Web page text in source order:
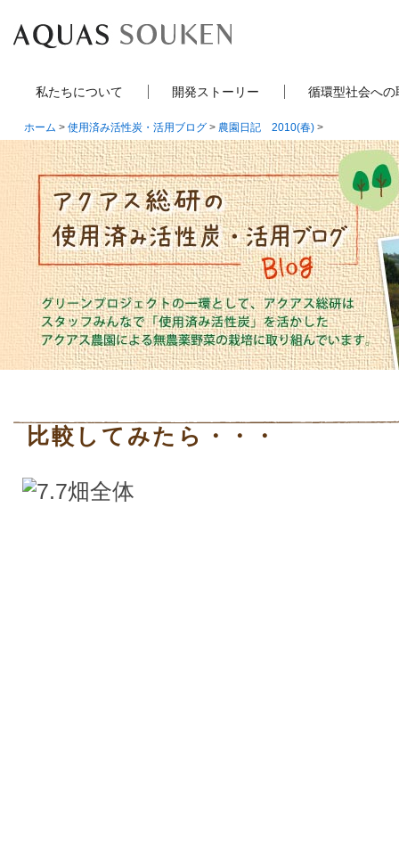
私たちについて 開発ストーリー 循環型社会への
ホーム > 使用済み活性炭・活用ブログ > 農園日記 2010(春) >
比較してみたら・・・